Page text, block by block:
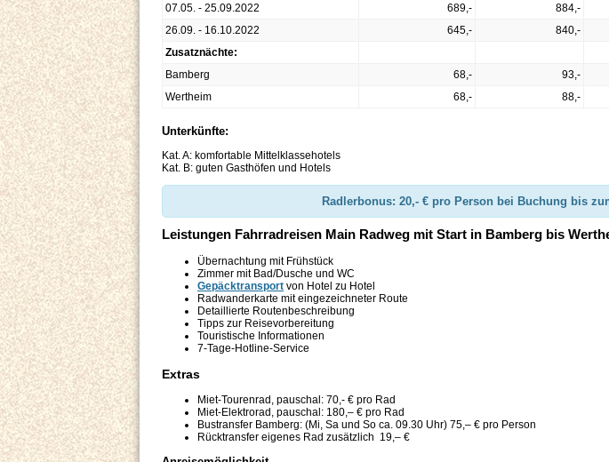
07.05. - 25.09.2022
689,- 884,-
26.09. - 16.10.2022
645,- 840,-
Zusatznächte:
Bamberg
68,- 93,-
Wertheim
68,- 88,-
Unterkünfte:
Kat. A: komfortable Mittelklassehotels
Kat. B: guten Gasthöfen und Hotels
Radlerbonus: 20,- € pro Person bei Buchung bis
Leistungen Fahrradreisen Main Radweg mit Start in Bamberg bis
Übernachtung mit Frühstück
Zimmer mit Bad/Dusche und WC
Gepäcktransport von Hotel zu Hotel
Radwanderkarte mit eingezeichneter Route
Detaillierte Routenbeschreibung
Tipps zur Reisevorbereitung
Touristische Informationen
7-Tage-Hotline-Service
Extras
Miet-Tourenrad, pauschal: 70,- € pro Rad
Miet-Elektrorad, pauschal: 180,– € pro Rad
Bustransfer Bamberg: (Mi, Sa und So ca. 09.30 Uhr) 75,– € pro Person
Rücktransfer eigenes Rad zusätzlich 19,– €